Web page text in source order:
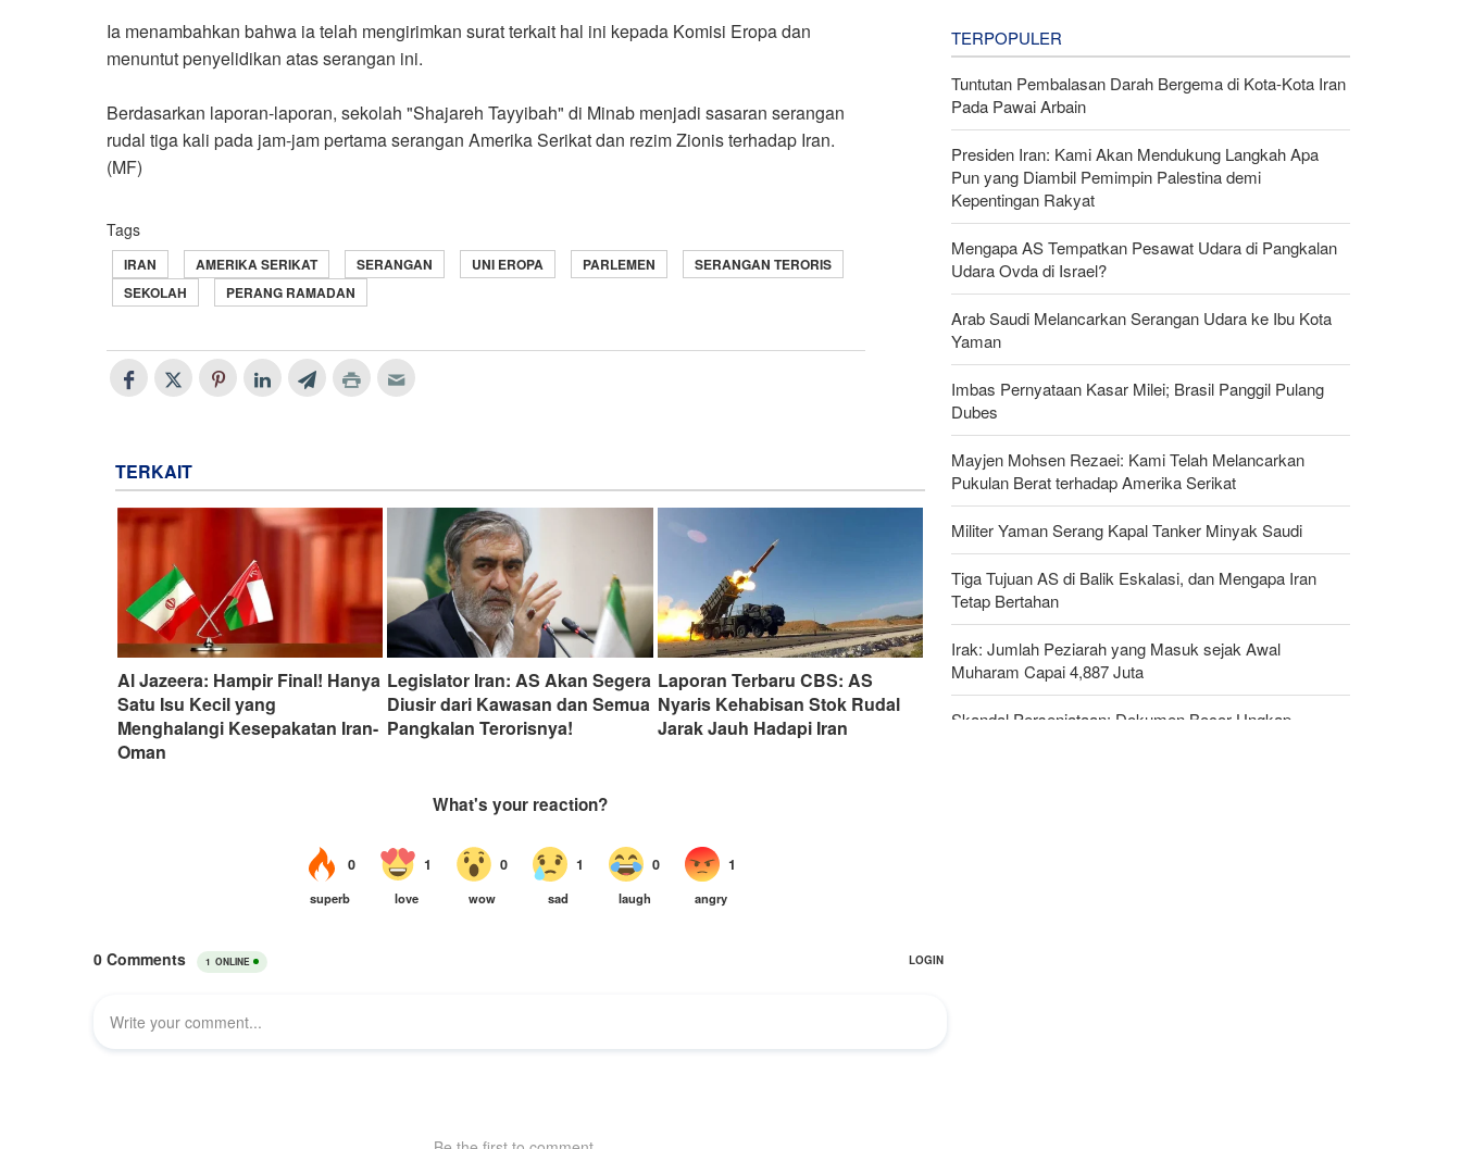
Ia menambahkan bahwa ia telah mengirimkan surat terkait hal ini kepada Komisi Eropa dan
menuntut penyelidikan atas serangan ini.
Berdasarkan laporan-laporan, sekolah "Shajareh Tayyibah" di Minab menjadi sasaran serangan
rudal tiga kali pada jam-jam pertama serangan Amerika Serikat dan rezim Zionis terhadap Iran.
(MF)
Tags
IRAN AMERIKA SERIKAT SERANGAN UNI EROPA PARLEMEN
SERANGAN TERORIS
SEKOLAH
PERANG RAMADAN
TERKAIT
Al Jazeera: Hampir Final! Hanya
Satu Isu Kecil yang
Menghalangi Kesepakatan Iran-
Oman
Legislator Iran: AS Akan Segera
Diusir dari Kawasan dan Semua
Pangkalan Terorisnya!
Laporan Terbaru CBS: AS
Nyaris Kehabisan Stok Rudal
Jarak Jauh Hadapi Iran
TERPOPULER
Tuntutan Pembalasan Darah Bergema di Kota-Kota Iran
Pada Pawai Arbain
Presiden Iran: Kami Akan Mendukung Langkah Apa
Pun yang Diambil Pemimpin Palestina demi
Kepentingan Rakyat
Mengapa AS Tempatkan Pesawat Udara di Pangkalan
Udara Ovda di Israel?
Arab Saudi Melancarkan Serangan Udara ke Ibu Kota
Yaman
Imbas Pernyataan Kasar Milei; Brasil Panggil Pulang
Dubes
Mayjen Mohsen Rezaei: Kami Telah Melancarkan
Pukulan Berat terhadap Amerika Serikat
Militer Yaman Serang Kapal Tanker Minyak Saudi
Tiga Tujuan AS di Balik Eskalasi, dan Mengapa Iran
Tetap Bertahan
Irak: Jumlah Peziarah yang Masuk sejak Awal
Muharam Capai 4,887 Juta
Skandal Persenjataan: Dokumen Bocor Ungkap